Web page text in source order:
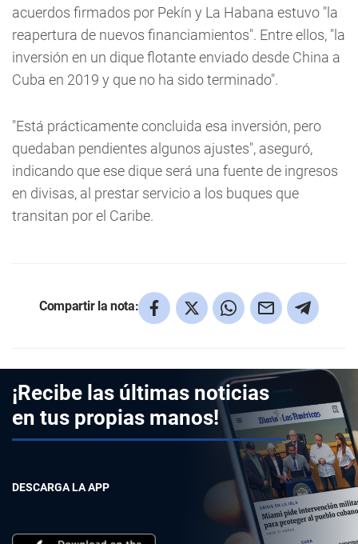
acuerdos firmados por Pekín y La Habana estuvo "la
reapertura de nuevos financiamientos". Entre ellos, "la
inversión en un dique flotante enviado desde China a
Cuba en 2019 y que no ha sido terminado".
"Está prácticamente concluida esa inversión, pero
quedaban pendientes algunos ajustes", aseguró,
indicando que ese dique será una fuente de ingresos
en divisas, al prestar servicio a los buques que
transitan por el Caribe.
Compartir la nota:
¡Recibe las últimas noticias
en tus propias manos!
DESCARGA LA APP